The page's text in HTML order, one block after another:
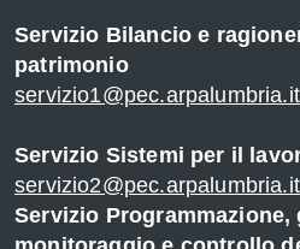
Servizio Bilancio e
patrimonio
servizio1@pec.arpalumbria.it
Servizio Sistemi per il
servizio2@pec.arpalumbria.it
Servizio Programmazione,